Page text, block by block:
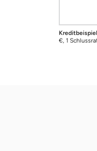
Kreditbeispiel
€, 1